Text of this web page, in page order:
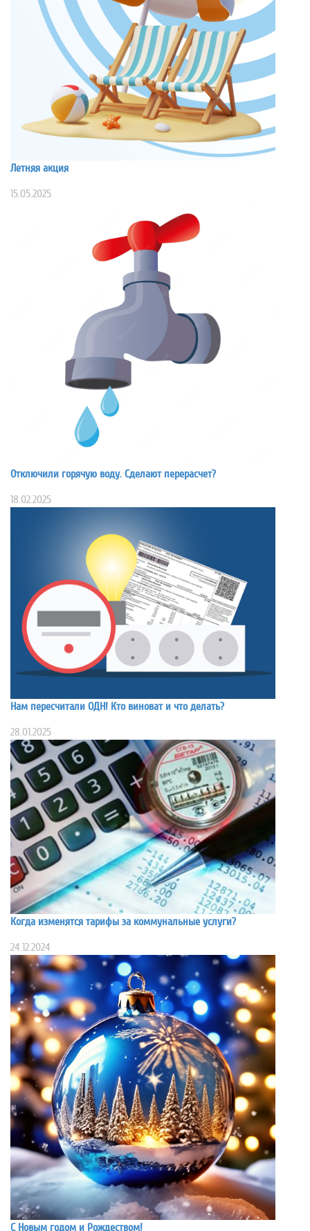
Летняя акция
15.05.2025
Отключили горячую воду. Сделают перерасчет?
18.02.2025
Нам пересчитали ОДН! Кто виноват и что делать?
28.01.2025
Когда изменятся тарифы за коммунальные услуги?
24.12.2024
С Новым годом и Рождеством!